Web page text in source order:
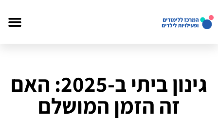
גינון ביתי ב-2025: האם
זה הזמן המושלם